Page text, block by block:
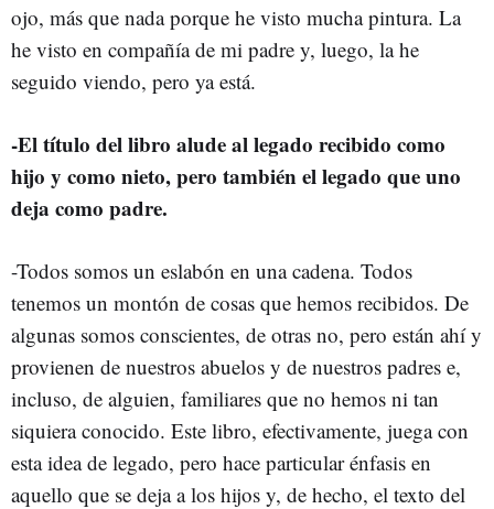
ojo, más que nada porque he visto mucha pintura. La
he visto en compañía de mi padre y, luego, la he
seguido viendo, pero ya está.
-El título del libro alude al legado recibido como
hijo y como nieto, pero también el legado que uno
deja como padre.
-Todos somos un eslabón en una cadena. Todos
tenemos un montón de cosas que hemos recibidos. De
algunas somos conscientes, de otras no, pero están ahí y
provienen de nuestros abuelos y de nuestros padres e,
incluso, de alguien, familiares que no hemos ni tan
siquiera conocido. Este libro, efectivamente, juega con
esta idea de legado, pero hace particular énfasis en
aquello que se deja a los hijos y, de hecho, el texto del